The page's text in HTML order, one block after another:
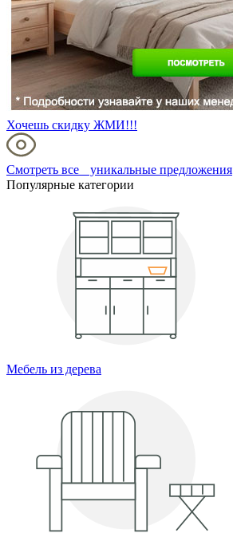
Хочешь скидку ЖМИ!!!
Смотреть все уникальные предложения
Популярные категории
Мебель из дерева